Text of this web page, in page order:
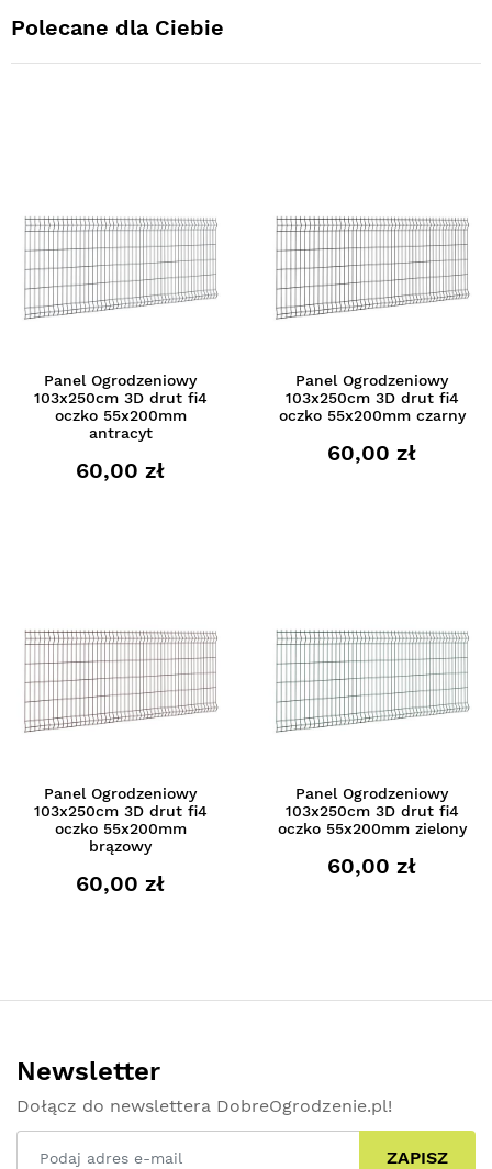
Polecane dla Ciebie
Panel Ogrodzeniowy
103x250cm 3D drut fi4
oczko 55x200mm
antracyt
60,00 zł
Panel Ogrodzeniowy
103x250cm 3D drut fi4
oczko 55x200mm czarny
60,00 zł
Panel Ogrodzeniowy
103x250cm 3D drut fi4
oczko 55x200mm
brązowy
60,00 zł
Panel Ogrodzeniowy
103x250cm 3D drut fi4
oczko 55x200mm zielony
60,00 zł
Newsletter
Dołącz do newslettera DobreOgrodzenie.pl!
ZAPISZ